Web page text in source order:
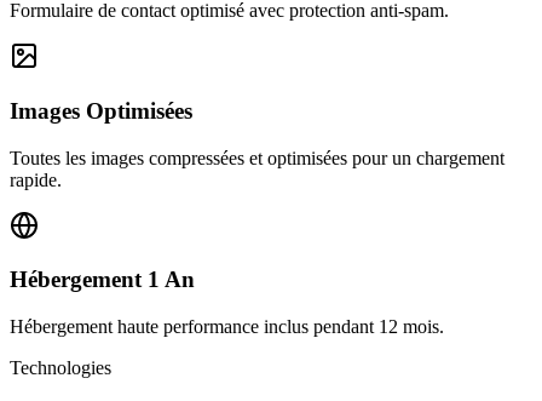
Formulaire de contact optimisé avec protection anti-spam.
Images Optimisées
Toutes les images compressées et optimisées pour un chargement
rapide.
Hébergement 1 An
Hébergement haute performance inclus pendant 12 mois.
Technologies